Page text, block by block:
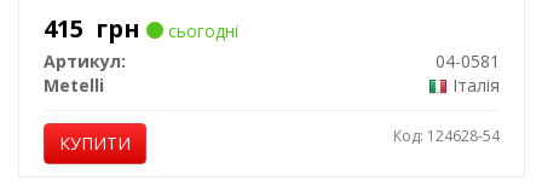
415 грн
сьогодні
Артикул:
04-0581
Metelli
Італія
КУПИТИ Код: 124628-54